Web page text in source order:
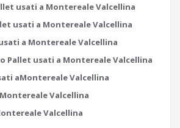
usati a Montereale Valcellina
usati a Montereale Valcellina
a Montereale Valcellina
Pallet usati a Montereale Valcellina
aMontereale Valcellina
Valcellina
Valcellina